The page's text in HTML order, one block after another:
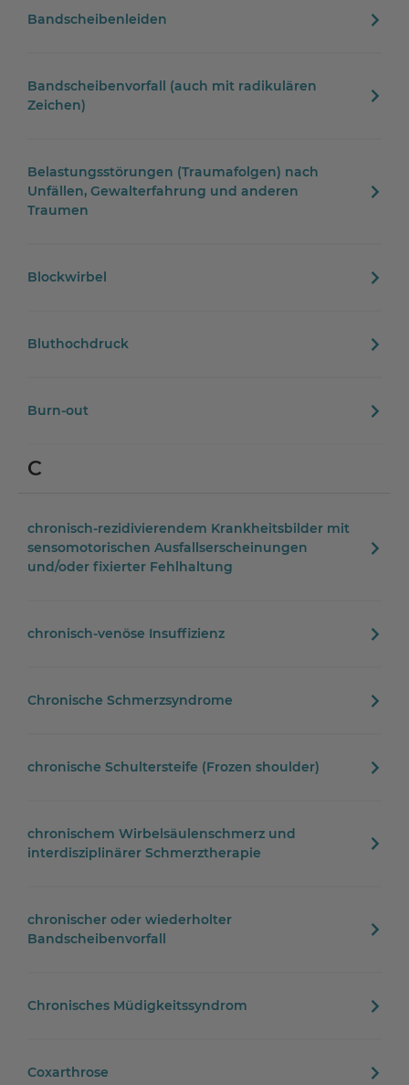
Bandscheibenleiden
Bandscheibenvorfall (auch mit radikulären
Zeichen)
Belastungsstörungen (Traumafolgen) nach
Unfällen, Gewalterfahrung und anderen
Traumen
Blockwirbel
Bluthochdruck
Burn-out
C
chronisch-rezidivierendem Krankheitsbilder mit
sensomotorischen Ausfallserscheinungen
und/oder fixierter Fehlhaltung
chronisch-venöse Insuffizienz
Chronische Schmerzsyndrome
chronische Schultersteife (Frozen shoulder)
chronischem Wirbelsäulenschmerz und
interdisziplinärer Schmerztherapie
chronischer oder wiederholter
Bandscheibenvorfall
Chronisches Müdigkeitssyndrom
Coxarthrose